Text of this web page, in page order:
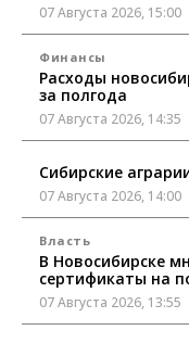
07 Августа 2026, 15:00
Финансы
Расходы
за полгода
07 Августа 2026, 14:35
Сибирские
07 Августа 2026, 14:00
Власть
В Новосибирске
сертификаты на
07 Августа 2026, 13:55